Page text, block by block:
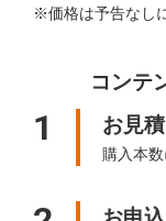
※価格は予告なし
コンテ
1 お見
購入本数